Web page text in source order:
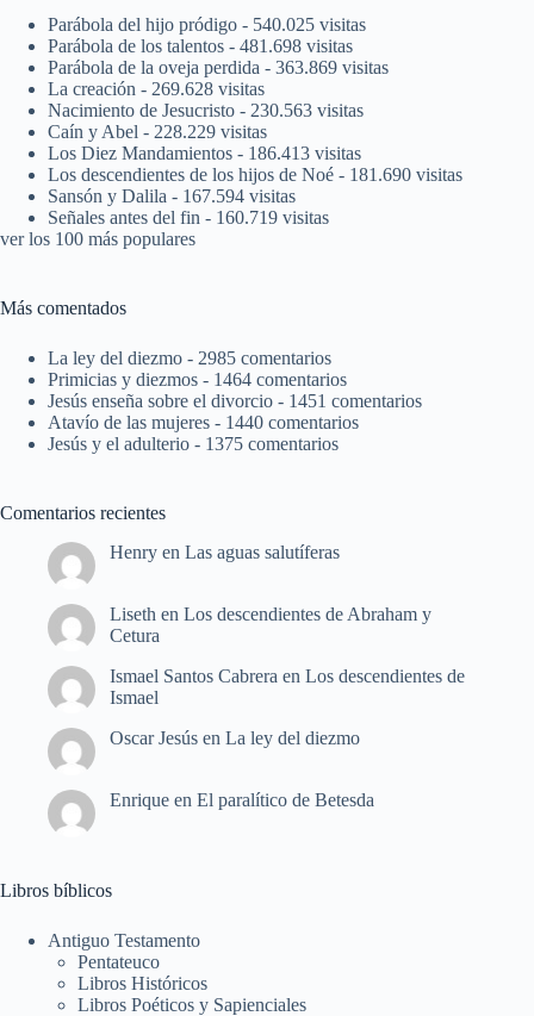
Parábola del hijo pródigo - 540.025 visitas
Parábola de los talentos - 481.698 visitas
Parábola de la oveja perdida - 363.869 visitas
La creación - 269.628 visitas
Nacimiento de Jesucristo - 230.563 visitas
Caín y Abel - 228.229 visitas
Los Diez Mandamientos - 186.413 visitas
Los descendientes de los hijos de Noé - 181.690 visitas
Sansón y Dalila - 167.594 visitas
Señales antes del fin - 160.719 visitas
ver los 100 más populares
Más comentados
La ley del diezmo - 2985 comentarios
Primicias y diezmos - 1464 comentarios
Jesús enseña sobre el divorcio - 1451 comentarios
Atavío de las mujeres - 1440 comentarios
Jesús y el adulterio - 1375 comentarios
Comentarios recientes
Henry en Las aguas salutíferas
Liseth en Los descendientes de Abraham y
Cetura
Ismael Santos Cabrera en Los descendientes de
Ismael
Oscar Jesús en La ley del diezmo
Enrique en El paralítico de Betesda
Libros bíblicos
Antiguo Testamento
Pentateuco
Libros Históricos
Libros Poéticos y Sapienciales